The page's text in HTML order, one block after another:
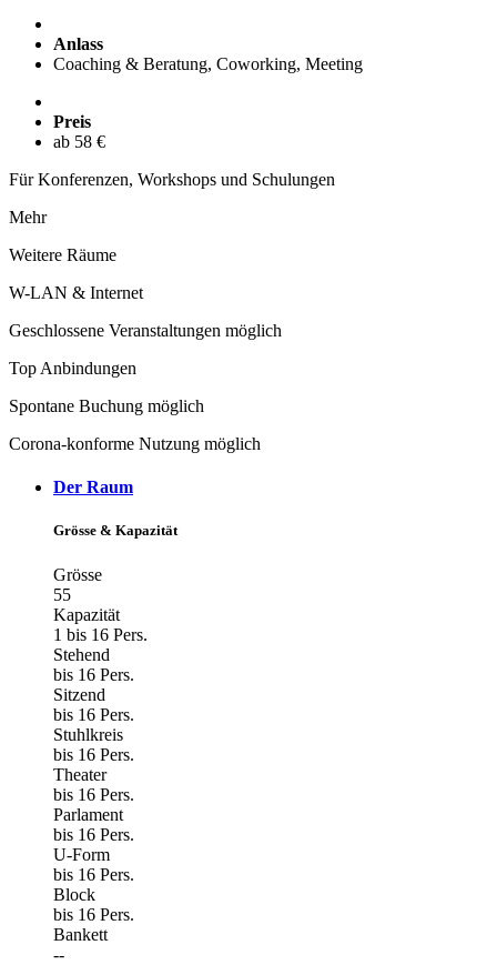
Anlass
Coaching & Beratung, Coworking, Meeting
Preis
ab 58 €
Für Konferenzen, Workshops und Schulungen
Mehr
Weitere Räume
W-LAN & Internet
Geschlossene Veranstaltungen möglich
Top Anbindungen
Spontane Buchung möglich
Corona-konforme Nutzung möglich
Der Raum
Grösse & Kapazität
Grösse
55
Kapazität
1 bis 16 Pers.
Stehend
bis 16 Pers.
Sitzend
bis 16 Pers.
Stuhlkreis
bis 16 Pers.
Theater
bis 16 Pers.
Parlament
bis 16 Pers.
U-Form
bis 16 Pers.
Block
bis 16 Pers.
Bankett
--